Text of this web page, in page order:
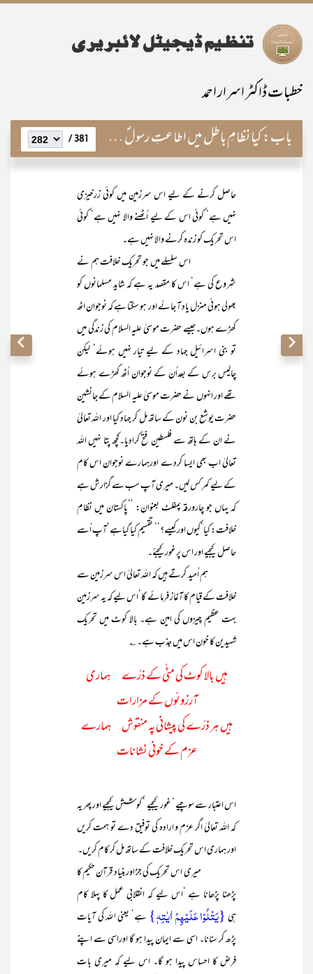
خطبات ڈاکٹر اسرار احمد
باب:کیا نظامِ باطل میں اطاعتِ رسولؐ ممکن ہے؟ 381 /
حاصل کرنے کے لیے اس سرزمین میں کوئی زرخیزی
نہیں ہے‘ کوئی اس کے لیے اُٹھنے والا نہیں ہے‘ کوئی
اس تحریک کو زندہ کرنے والا نہیں ہے۔
اس سلسلے میں جو تحریک خلافت ہم نے
شروع کی ہے‘ اس کا مقصد یہ ہے کہ شاید مسلمانوں کو
بھولی ہوئی منزل یاد آ جائے اور ہو سکتا ہے کہ نوجوان اٹھ
کھڑے ہوں۔جیسے حضرت موسیٰ علیہ السلام کی زندگی میں
تو بنی اسرائیل جہاد کے لیے تیار نہیں ہوئے‘ لیکن
چالیس برس کے بعداُن کے نوجوان اُٹھ کھڑے ہوئے
تھے اور انہوں نے حضرت موسیٰ علیہ السلام کے جانشین
حضرت یوشع بن نون کے ساتھ مل کر جہاد کیا اور اللہ تعالیٰ
نے ان کے ہاتھ سے فلسطین فتح کرادیا۔کچھ پتا نہیں اللہ
تعالیٰ اب بھی ایسا کردے اورہمارے نوجوان اس کام
کے لیے کمر کس لیں۔ میری آپ سب سے گزارش ہے
کہ یہاں جو چارورقہ پمفلٹ بعنوان: ’’پاکستان میں نظامِ
خلافت: کیا‘کیوں اور کیسے؟‘‘ تقسیم کیا گیاہے‘آپ اُسے
حاصل کیجیے اور اس پرغورکیجئے۔
ہم اُمید کرتے ہیں کہ اللہ تعالیٰ اس سرزمین سے
خلافت کے قیام کا آغاز فرمائے گا‘اس لیے کہ یہ سرزمین
بہت عظیم چیزوں کی امین ہے۔ بالا کوٹ میں تحریک
شہیدین کا خون اس میں جذب ہے۔ ؎
ہیں بالا کوٹ کی مٹّی کے ذرّے ہماری
آرزوئوں کے مزارات
ہیں ہر ذرّے کی پیشانی پہ منقوش ہمارے
عزم کے خونی نشانات
اس اعتبار سے سوچیے ‘ غور کیجیے ‘ کوشش کیجیے اور پھر یہ
کہ اللہ تعالیٰ اگر عزم و ارادہ کی توفیق دے تو ہمت کریں
اور ہماری اس تحریک خلافت کے ساتھ مل کر کام کریں۔
میری اس تحریک کی جڑ اوربنیاد قرآن حکیم کا
پڑھنا پڑھانا ہے ‘اس لیے کہ انقلابی عمل کا پہلا کام
ہی{یَتْلُوْا عَلَیْہِمْ اٰیٰتِہٖ}
ہے‘ یعنی۱للہ کی آیات
پڑھ کر سنانا۔ اسی سے ایمان پیدا ہو گا اوراسی سے اپنے
فرض کا احساس پیدا ہو گا۔ اس لیے کہ میری بات